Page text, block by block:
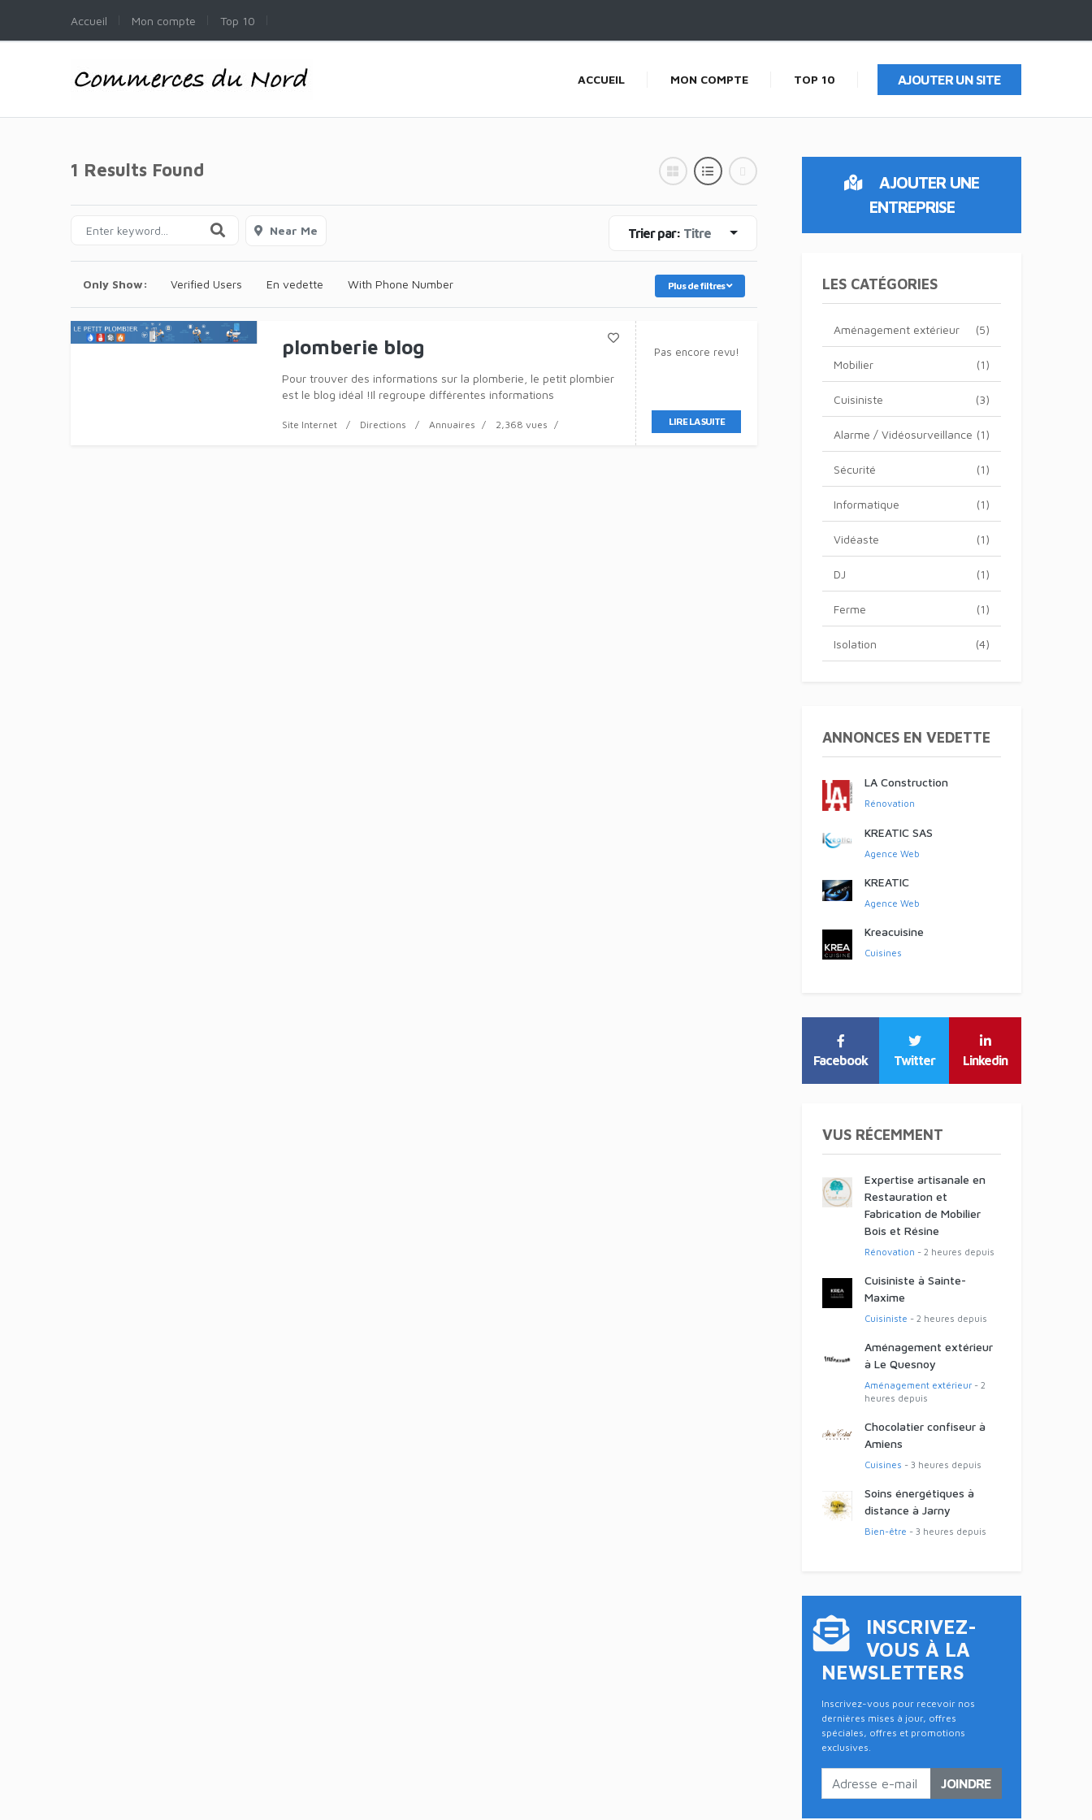
Accueil Mon compte Top 10
ACCUEIL MON COMPTE TOP 10 AJOUTER UN SITE
1 Results Found
Near Me Trier par: Titre
Only Show: Verified Users En vedette With Phone Number Plus de filtres
plomberie blog
Pour trouver des informations sur la plomberie, le petit plombier
est le blog idéal !Il regroupe différentes informations
Site Internet Directions Annuaires 2,368 vues
Pas encore revu!
LIRE LA SUITE
AJOUTER UNE
ENTREPRISE
LES CATÉGORIES
(5)
Aménagement extérieur
(1)
Mobilier
(3)
Cuisiniste
(1)
Alarme / Vidéosurveillance
(1)
Sécurité
(1)
Informatique
(1)
Vidéaste
(1)
DJ
(1)
Ferme
(4)
Isolation
ANNONCES EN VEDETTE
LA Construction
Rénovation
KREATIC SAS
Agence Web
KREATIC
Agence Web
Kreacuisine
Cuisines
Facebook Twitter Linkedin
VUS RÉCEMMENT
Expertise artisanale en
Restauration et
Fabrication de Mobilier
Bois et Résine
Rénovation - 2 heures depuis
Cuisiniste à Sainte-
Maxime
Cuisiniste - 2 heures depuis
Aménagement extérieur
à Le Quesnoy
Aménagement extérieur- 2
heures depuis
Chocolatier confiseur à
Amiens
Cuisines - 3 heures depuis
Soins énergétiques à
distance à Jarny
Bien-être - 3 heures depuis
INSCRIVEZ-
VOUS À LA
NEWSLETTERS
Inscrivez-vous pour recevoir nos
dernières mises à jour, offres
spéciales, offres et promotions
exclusives.
JOINDRE